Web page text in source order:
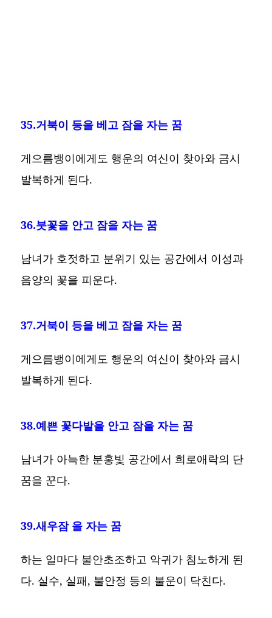
35.거북이 등을 베고 잠을 자는 꿈
게으름뱅이에게도 행운의 여신이 찾아와 금시
발복하게 된다.
36.붓꽃을 안고 잠을 자는 꿈
남녀가 호젓하고 분위기 있는 공간에서 이성과
음양의 꽃을 피운다.
37.거북이 등을 베고 잠을 자는 꿈
게으름뱅이에게도 행운의 여신이 찾아와 금시
발복하게 된다.
38.예쁜 꽃다발을 안고 잠을 자는 꿈
남녀가 아늑한 분홍빛 공간에서 희로애락의 단
꿈을 꾼다.
39.새우잠 을 자는 꿈
하는 일마다 불안초조하고 악귀가 침노하게 된
다. 실수, 실패, 불안정 등의 불운이 닥친다.